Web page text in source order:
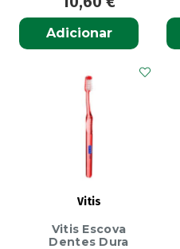
Adicionar
Vitis
Vitis Escova
Dentes Dura